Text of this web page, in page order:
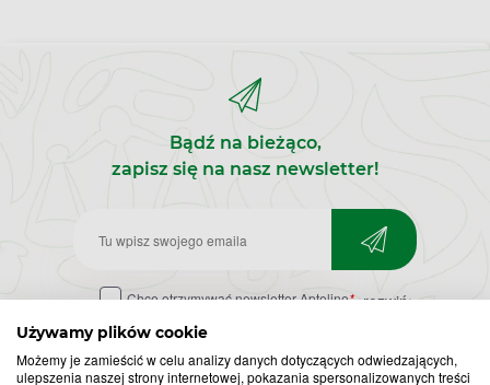
Używamy plików cookie
Możemy je zamieścić w celu analizy danych dotyczących odwiedzających,
ulepszenia naszej strony internetowej, pokazania spersonalizowanych treści
Bądź na bieżąco,
zapisz się na nasz newsletter!
Zapisz
do
newslettera
Chcę otrzymywać newsletter Apteline* rozwiń>